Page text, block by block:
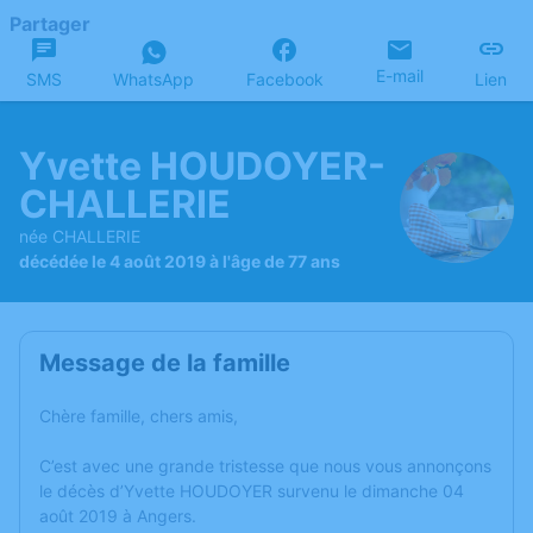
Partager
SMS WhatsApp Facebook E-mail Lien
Yvette HOUDOYER-
CHALLERIE
née CHALLERIE
décédée le 4 août 2019 à l'âge de 77 ans
Message de la famille
Chère famille, chers amis,
C’est avec une grande tristesse que nous vous annonçons
le décès d’Yvette HOUDOYER survenu le dimanche 04
août 2019 à Angers.